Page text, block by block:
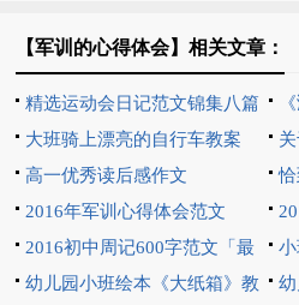
【军训的心得体会】相关文章：
精选运动会日记范文锦集八篇
大班骑上漂亮的自行车教案
高一优秀读后感作文
2016年军训心得体会范文
文
2016初中周记600字范文「最
新」
幼儿园小班绘本《大纸箱》教